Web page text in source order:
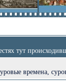
тут
времена,